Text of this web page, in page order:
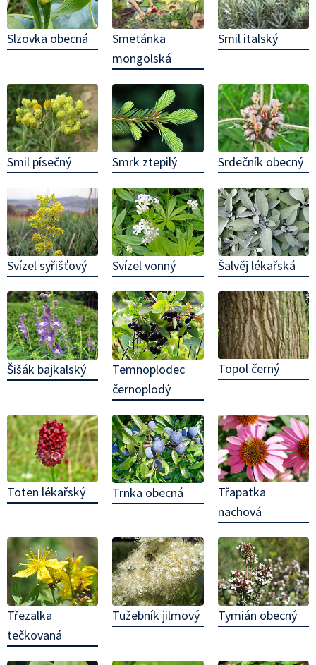
Slzovka obecná
Smetánka
mongolská
Smil italský
Smil písečný Smrk ztepilý Srdečník obecný
Svízel syřišťový Svízel vonný Šalvěj lékařská
Šišák bajkalský
Temnoplodec
černoplodý
Topol černý
Toten lékařský Trnka obecná
Třapatka
nachová
Třezalka
tečkovaná
Tužebník jilmový Tymián obecný